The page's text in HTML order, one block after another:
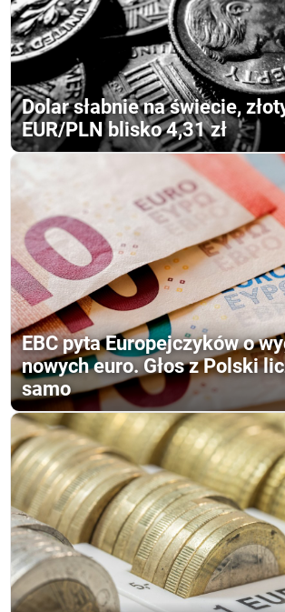
Dolar słabnie na świecie,
EUR/PLN blisko 4,31 zł
EBC pyta Europejczyków o
nowych euro. Głos z Polski
samo